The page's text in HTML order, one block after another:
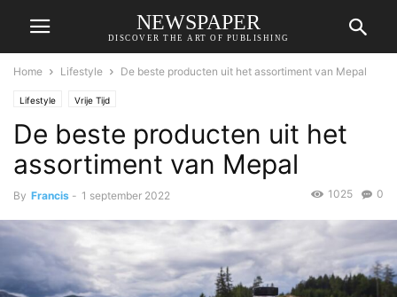
NEWSPAPER
DISCOVER THE ART OF PUBLISHING
Home Lifestyle De beste producten uit het assortiment van Mepal
Lifestyle Vrije Tijd
De beste producten uit het
assortiment van Mepal
By Francis - 1 september 2022 0
1025